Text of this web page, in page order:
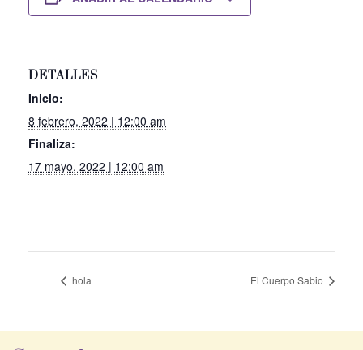
DETALLES
Inicio:
8 febrero, 2022 | 12:00 am
Finaliza:
17 mayo, 2022 | 12:00 am
hola El Cuerpo Sabio